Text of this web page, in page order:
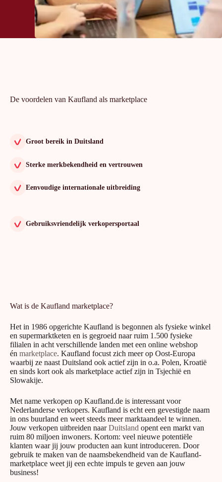
De voordelen van Kaufland als marketplace
Groot bereik in Duitsland
Sterke merkbekendheid en vertrouwen
Eenvoudige internationale uitbreiding
Gebruiksvriendelijk verkopersportaal
Wat is de Kaufland marketplace?
Het in 1986 opgerichte Kaufland is begonnen als fysieke winkel
en supermarktketen en is gegroeid naar ruim 1.500 fysieke
filialen in acht verschillende landen met een online webshop
én marketplace. Kaufland focust zich meer op Oost-Europa
waarbij ze naast Duitsland ook actief zijn in o.a. Polen, Kroatië
en sinds kort ook als marketplace actief zijn in Tsjechië en
Slowakije.
Met name verkopen op Kaufland.de is interessant voor
Nederlanderse verkopers. Kaufland is echt een gevestigde naam
in ons buurland en weet steeds meer marktaandeel te winnen.
Jouw verkopen uitbreiden naarDuitsland opent een markt van
ruim 80 miljoen inwoners. Kortom: veel nieuwe potentiële
klanten waar jij jouw producten aan kunt introduceren. Door
gebruik te maken van de naamsbekendheid van de Kaufland-
marketplace weet jij een echte impuls te geven aan jouw
business!